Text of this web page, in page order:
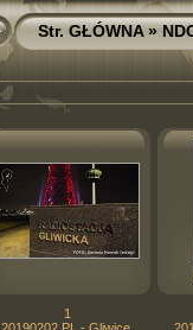
Str. GŁÓWNA»
1